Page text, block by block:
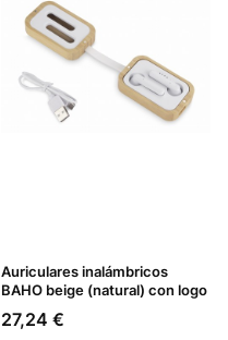
Auriculares inalámbricos
BAHO beige (natural) con logo
Precio
27,24 €